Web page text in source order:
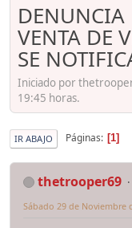
VENTA DE
SE
Iniciado por
19:45 horas.
IR ABAJO Páginas 1
thetrooper69
Sábado 29 de Noviembre